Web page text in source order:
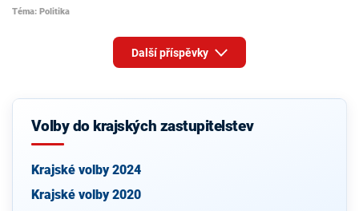
Téma: Politika
Další příspěvky
Volby do krajských zastupitelstev
Krajské volby 2024
Krajské volby 2020